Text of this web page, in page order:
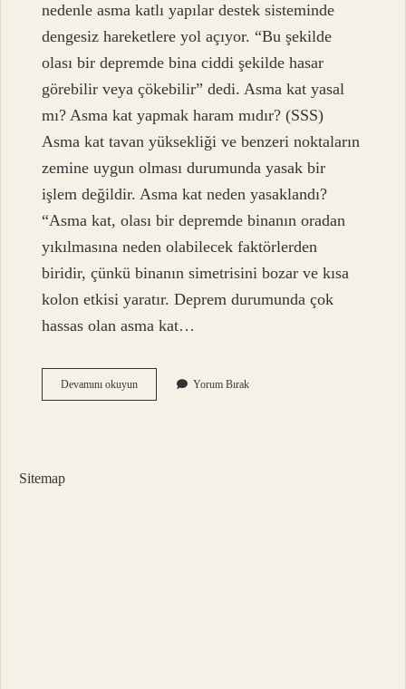
nedenle asma katlı yapılar destek sisteminde
dengesiz hareketlere yol açıyor. “Bu şekilde
olası bir depremde bina ciddi şekilde hasar
görebilir veya çökebilir” dedi. Asma kat yasal
mı? Asma kat yapmak haram mıdır? (SSS)
Asma kat tavan yüksekliği ve benzeri noktaların
zemine uygun olması durumunda yasak bir
işlem değildir. Asma kat neden yasaklandı?
“Asma kat, olası bir depremde binanın oradan
yıkılmasına neden olabilecek faktörlerden
biridir, çünkü binanın simetrisini bozar ve kısa
kolon etkisi yaratır. Deprem durumunda çok
hassas olan asma kat…
Devamını okuyunAsma
Kat
Yorum Bırak
Sitemap